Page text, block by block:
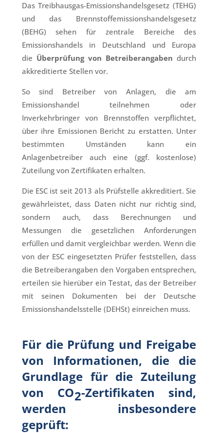
Das Treibhausgas-Emissionshandelsgesetz (TEHG)
und das Brennstoffemissionshandelsgesetz
(BEHG) sehen für zentrale Bereiche des
Emissionshandels in Deutschland und Europa
die Überprüfung von Betreiberangaben durch
akkreditierte Stellen vor.
So sind Betreiber von Anlagen, die am
Emissionshandel teilnehmen oder
Inverkehrbringer von Brennstoffen verpflichtet,
über ihre Emissionen Bericht zu erstatten. Unter
bestimmten Umständen kann ein
Anlagenbetreiber auch eine (ggf. kostenlose)
Zuteilung von Zertifikaten erhalten.
Die ESC ist seit 2013 als Prüfstelle akkreditiert. Sie
gewährleistet, dass Daten nicht nur richtig sind,
sondern auch, dass Berechnungen und
Messungen die gesetzlichen Anforderungen
erfüllen und damit vergleichbar werden. Wenn die
von der ESC eingesetzten Prüfer feststellen, dass
die Betreiberangaben den Vorgaben entsprechen,
erteilen sie hierüber ein Testat, das der Betreiber
mit seinen Dokumenten bei der Deutsche
Emissionshandelsstelle (DEHSt) einreichen muss.
Für die Prüfung und Freigabe
von Informationen, die die
Grundlage für die Zuteilung
von CO2-Zertifikaten sind,
werden insbesondere
geprüft: